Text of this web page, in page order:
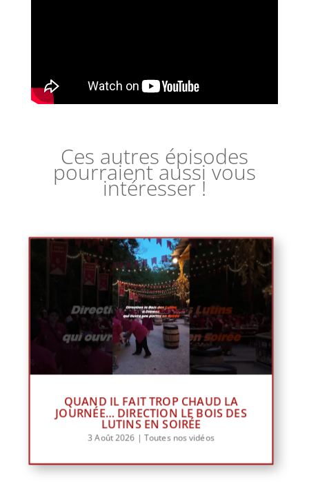
Ces autres épisodes
pourraient aussi vous
intéresser !
QUAND IL FAIT TROP CHAUD LA
JOURNÉE… DIRECTION LE BOIS DES
LUTINS EN SOIRÉE
3 Août 2026 | Toutes nos vidéos